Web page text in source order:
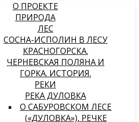
О ПРОЕКТЕ
ПРИРОДА
ЛЕС
СОСНА-ИСПОЛИН В ЛЕСУ
КРАСНОГОРСКА.
ЧЕРНЕВСКАЯ ПОЛЯНА И
ГОРКА. ИСТОРИЯ.
РЕКИ
РЕКА ДУЛОВКА
О САБУРОВСКОМ ЛЕСЕ
(«ДУЛОВКА»), РЕЧКЕ